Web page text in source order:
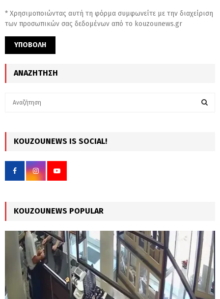
* Χρησιμοποιώντας αυτή τη φόρμα συμφωνείτε με την διαχείριση
των προσωπικών σας δεδομένων από το kouzounews.gr
ΑΝΑΖΉΤΗΣΗ
h
f
r
KOUZOUNEWS IS SOCIAL!
KOUZOUNEWS POPULAR